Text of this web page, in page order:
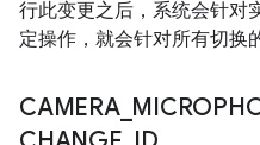
行此变更之后，系统会针对
定操作，就会针对所有切换
CAMERA_